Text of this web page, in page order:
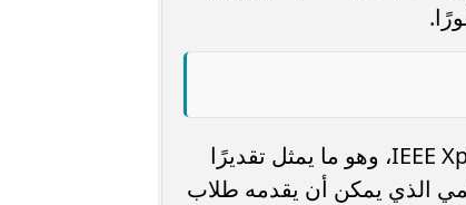
ومن المقرر نشر الورقة البحثية للفريق في المكتبة الرقمية IEEE Xplore، وهو ما يمثل تقديرًا
الذي يمكن أن يقدمه طلاب